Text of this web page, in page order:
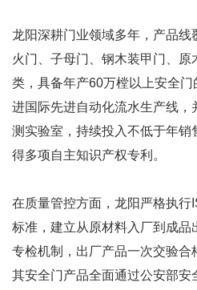
龙阳深耕门业领域多年，产品
火门、子母门、钢木装甲门、原
类，具备年产60万樘以上安全门
进国际先进自动化流水生产线，
测实验室，持续投入不低于年销
得多项自主知识产权专利。
在质量管控方面，龙阳严格执行
标准，建立从原材料入厂到成
专检机制，出厂产品一次交验合
其安全门产品全面通过公安部安